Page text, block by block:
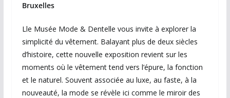
Bruxelles
Lle Musée Mode & Dentelle vous invite à explorer la
simplicité du vêtement. Balayant plus de deux siècles
d’histoire, cette nouvelle exposition revient sur les
moments où le vêtement tend vers l’épure, la fonction
et le naturel. Souvent associée au luxe, au faste, à la
nouveauté, la mode se révèle ici comme le miroir des